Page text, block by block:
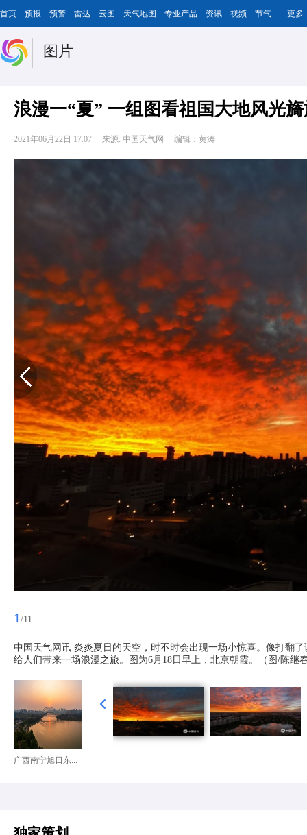
首页 预报 预警 雷达 云图 天气地图 专业产品 资讯 视频 节气 更多
图片
浪漫一“夏” 一组图看祖国大地风光
2021年06月22日 17:07 来源: 中国天气网 编辑：黄涛
1 /11
中国天气网讯 炎炎夏日的天空，时不时会出现一场小惊喜。像打翻
给人们带来一场浪漫之旅。图为6月18日早上，北京朝霞。（图/陈继
广西南宁旭日东...